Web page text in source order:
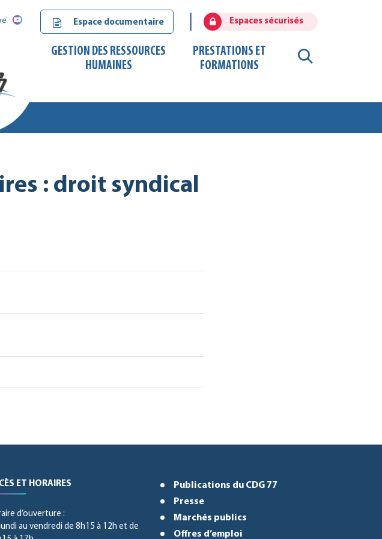
Espace documentaire Espaces sécurisés
GESTION DES RESSOURCES
HUMAINES
PRESTATIONS ET
FORMATIONS
: droit syndical
ET HORAIRES
d’ouverture :
au vendredi de 8h15 à 12h et de
Publications du CDG 77
Presse
Marchés publics
Offres d’emploi